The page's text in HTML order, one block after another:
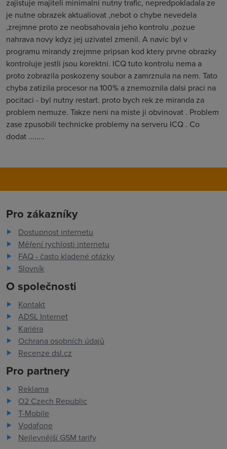
zajistuje majiteli minimalni nutny trafic, nepredpokladala ze
je nutne obrazek aktualiovat ,nebot o chybe nevedela
,zrejmne proto ze neobsahovala jeho kontrolu ,pozue
nahrava novy kdyz jej uzivatel zmenil. A navic byl v
programu mirandy zrejmne pripsan kod ktery prvne obrazky
kontroluje jestli jsou korektni. ICQ tuto kontrolu nema a
proto zobrazila poskozeny soubor a zamrznula na nem. Tato
chyba zatizila procesor na 100% a znemoznila dalsi praci na
pocitaci - byl nutny restart. proto bych rek ze miranda za
problem nemuze. Takze neni na miste ji obvinovat . Problem
zase zpusobili technicke problemy na serveru ICQ . Co
dodat ........
Pro zákazníky
Dostupnost internetu
Měření rychlosti internetu
FAQ - často kladené otázky
Slovník
O společnosti
Kontakt
ADSL Internet
Kariéra
Ochrana osobních údajů
Recenze dsl.cz
Pro partnery
Reklama
O2 Czech Republic
T-Mobile
Vodafone
Nejlevnější GSM tarify